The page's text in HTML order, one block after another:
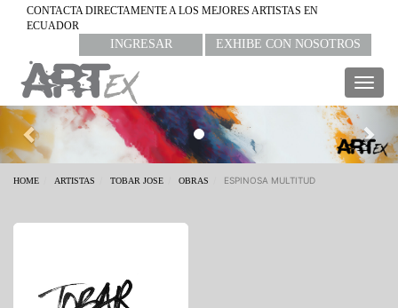
CONTACTA DIRECTAMENTE A LOS MEJORES ARTISTAS EN
ECUADOR
INGRESAR EXHIBE CON NOSOTROS
Previous
HOME ARTISTAS TOBAR JOSE OBRAS ESPINOSA MULTITUD